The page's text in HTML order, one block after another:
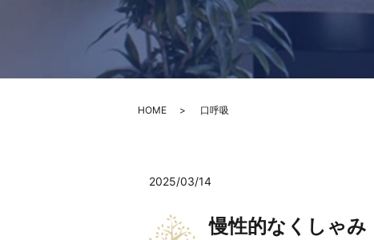
HOME 口呼吸
2025/03/14
慢性的なくしゃ